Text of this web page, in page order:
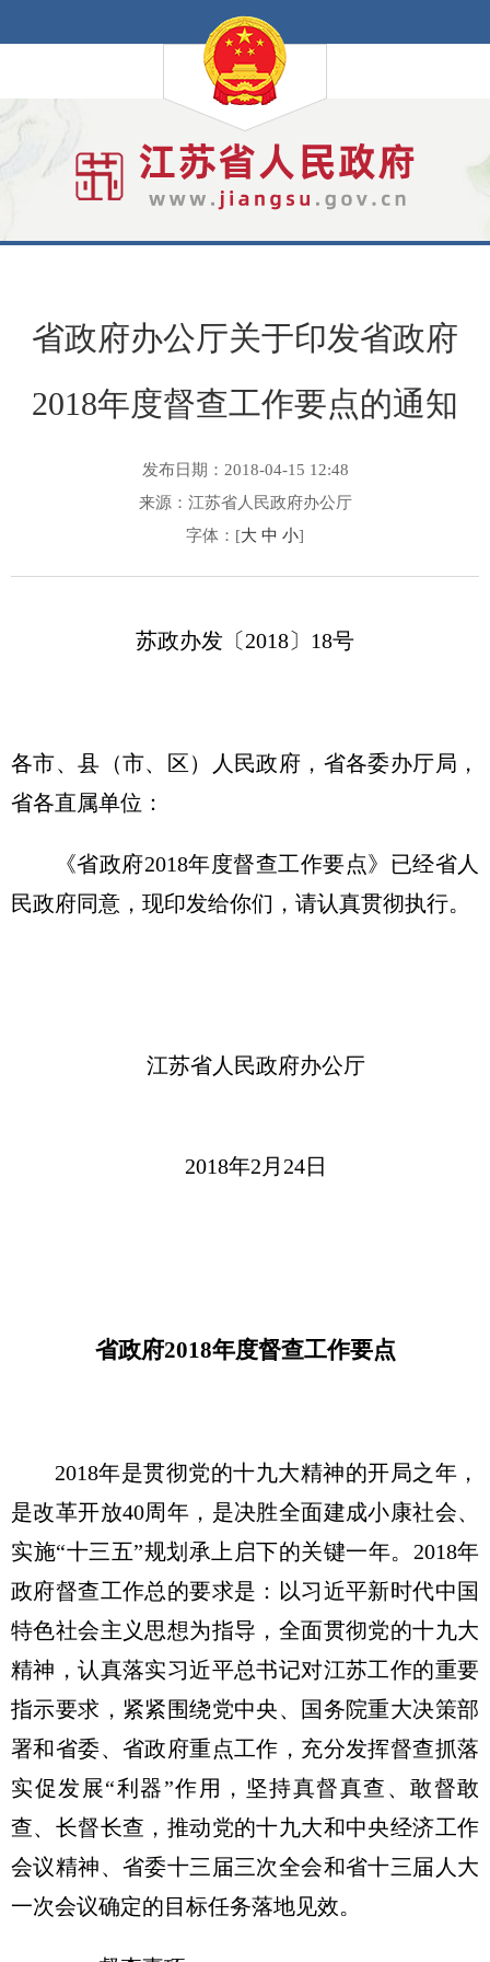
省政府办公厅关于印发省政府
2018年度督查工作要点的通知
发布日期：2018-04-15 12:48
来源：江苏省人民政府办公厅
字体：[大 中 小]
苏政办发〔2018〕18号
各市、县（市、区）人民政府，省各委办厅局，
省各直属单位：
《省政府2018年度督查工作要点》已经省人
民政府同意，现印发给你们，请认真贯彻执行。
江苏省人民政府办公厅
2018年2月24日
省政府2018年度督查工作要点
2018年是贯彻党的十九大精神的开局之年，
是改革开放40周年，是决胜全面建成小康社会、
实施“十三五”规划承上启下的关键一年。2018年
政府督查工作总的要求是：以习近平新时代中国
特色社会主义思想为指导，全面贯彻党的十九大
精神，认真落实习近平总书记对江苏工作的重要
指示要求，紧紧围绕党中央、国务院重大决策部
署和省委、省政府重点工作，充分发挥督查抓落
实促发展“利器”作用，坚持真督真查、敢督敢
查、长督长查，推动党的十九大和中央经济工作
会议精神、省委十三届三次全会和省十三届人大
一次会议确定的目标任务落地见效。